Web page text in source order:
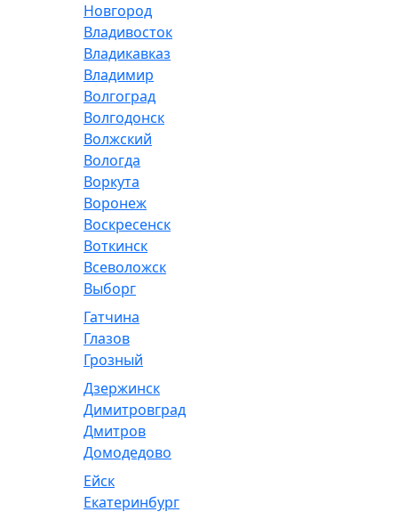
Новгород
Владивосток
Владикавказ
Владимир
Волгоград
Волгодонск
Волжский
Вологда
Воркута
Воронеж
Воскресенск
Воткинск
Всеволожск
Выборг
Гатчина
Глазов
Грозный
Дзержинск
Димитровград
Дмитров
Домодедово
Ейск
Екатеринбург